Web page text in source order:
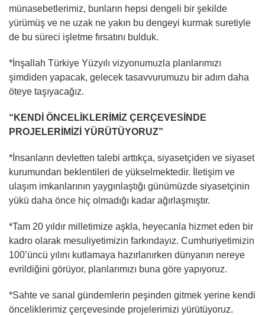
münasebetlerimiz, bunların hepsi dengeli bir şekilde
yürümüş ve ne uzak ne yakın bu dengeyi kurmak suretiyle
de bu süreci işletme fırsatını bulduk.
*İnşallah Türkiye Yüzyılı vizyonumuzla planlarımızı
şimdiden yapacak, gelecek tasavvurumuzu bir adım daha
öteye taşıyacağız.
“KENDİ ÖNCELİKLERİMİZ ÇERÇEVESİNDE
PROJELERİMİZİ YÜRÜTÜYORUZ”
*İnsanların devletten talebi arttıkça, siyasetçiden ve siyaset
kurumundan beklentileri de yükselmektedir. İletişim ve
ulaşım imkanlarının yaygınlaştığı günümüzde siyasetçinin
yükü daha önce hiç olmadığı kadar ağırlaşmıştır.
*Tam 20 yıldır milletimize aşkla, heyecanla hizmet eden bir
kadro olarak mesuliyetimizin farkındayız. Cumhuriyetimizin
100’üncü yılını kutlamaya hazırlanırken dünyanın nereye
evrildiğini görüyor, planlarımızı buna göre yapıyoruz.
*Sahte ve sanal gündemlerin peşinden gitmek yerine kendi
önceliklerimiz çerçevesinde projelerimizi yürütüyoruz.